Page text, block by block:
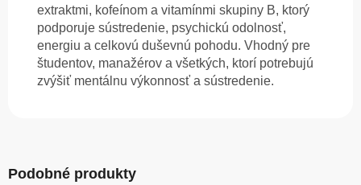
extraktmi, kofeínom a vitamínmi skupiny B, ktorý
podporuje sústredenie, psychickú odolnosť,
energiu a celkovú duševnú pohodu. Vhodný pre
študentov, manažérov a všetkých, ktorí potrebujú
zvýšiť mentálnu výkonnosť a sústredenie.
Podobné produkty